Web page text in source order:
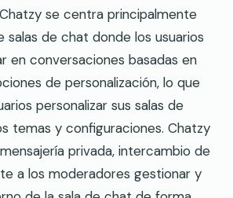
se centra principalmente
salas de chat donde los usuarios
en conversaciones basadas en
de personalización, lo que
personalizar sus salas de
temas y configuraciones. Chatzy
privada, intercambio de
a los moderadores gestionar y